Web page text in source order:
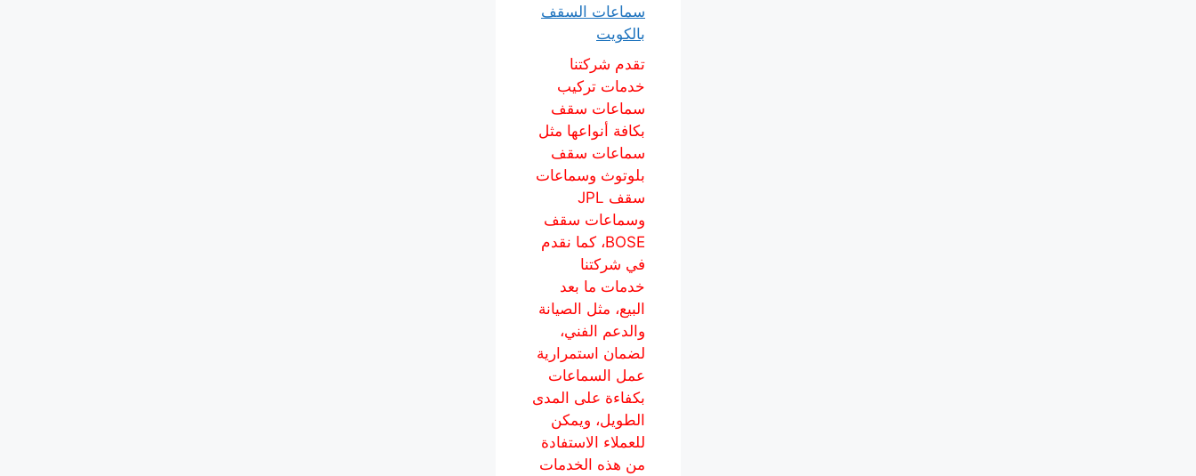
سماعات السقف
بالكويت
تقدم شركتنا
خدمات تركيب
سماعات سقف
بكافة أنواعها مثل
سماعات سقف
بلوتوث وسماعات
سقف JPL
وسماعات سقف
BOSE، كما نقدم
في شركتنا
خدمات ما بعد
البيع، مثل الصيانة
والدعم الفني،
لضمان استمرارية
عمل السماعات
بكفاءة على المدى
الطويل، ويمكن
للعملاء الاستفادة
من هذه الخدمات